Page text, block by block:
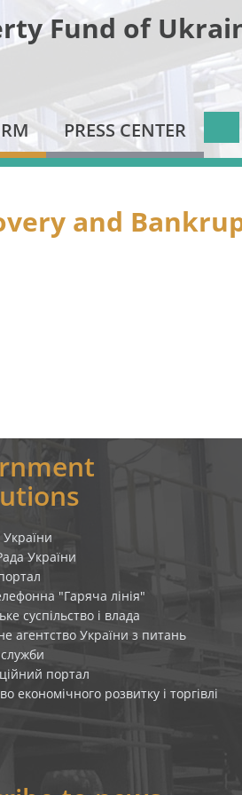
Fund of
PRESS CENTER
and
України
"Гаряча лінія"
суспільство і влада
агентство України з питань
портал
економічного розвитку і торгівлі